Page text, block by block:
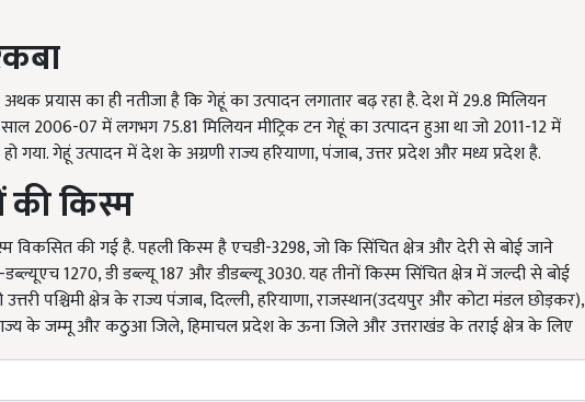
प्रयास का ही नतीजा है कि गेहूं का उत्पादन लगातार बढ़ रहा है. देश में 29.8 मिलियन
2006-07 में लगभग 75.81 मिलियन मीट्रिक टन गेहूं का उत्पादन हुआ था जो 2011-12 में
गया. गेहूं उत्पादन में देश के अग्रणी राज्य हरियाणा, पंजाब, उत्तर प्रदेश और मध्य प्रदेश है.
कीकिस्म
विकसित की गई है. पहली किस्म है एचडी-3298, जो कि सिंचित क्षेत्र और देरी से बोई जाने
1270, डी डब्ल्यू 187 और डीडब्ल्यू 3030. यह तीनों किस्म सिंचित क्षेत्र में जल्दी से बोई
पश्चिमी क्षेत्र के राज्य पंजाब, दिल्ली, हरियाणा, राजस्थान(उदयपुर और कोटा मंडल छोड़कर),
राज्य के जम्मू और कठुआ जिले, हिमाचल प्रदेश के ऊना जिले और उत्तराखंड के तराई क्षेत्र के लिए